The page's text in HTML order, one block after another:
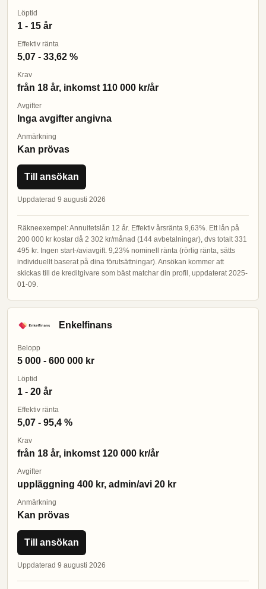
Löptid
1 - 15 år
Effektiv ränta
5,07 - 33,62 %
Krav
från 18 år, inkomst 110 000 kr/år
Avgifter
Inga avgifter angivna
Anmärkning
Kan prövas
Till ansökan
Uppdaterad 9 augusti 2026
Räkneexempel: Annuitetslån 12 år. Effektiv årsränta 9,63%. Ett lån på
200 000 kr kostar då 2 302 kr/månad (144 avbetalningar), dvs totalt 331
495 kr. Ingen start-/aviavgift. 9,23% nominell ränta (rörlig ränta, sätts
individuellt baserat på dina förutsättningar). Ansökan kommer att
skickas till de kreditgivare som bäst matchar din profil, uppdaterat 2025-
01-09.
Enkelfinans
Belopp
5 000 - 600 000 kr
Löptid
1 - 20 år
Effektiv ränta
5,07 - 95,4 %
Krav
från 18 år, inkomst 120 000 kr/år
Avgifter
uppläggning 400 kr, admin/avi 20 kr
Anmärkning
Kan prövas
Till ansökan
Uppdaterad 9 augusti 2026